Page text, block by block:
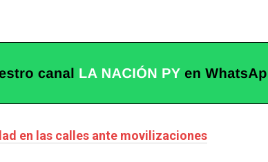
en las calles ante movilizaciones